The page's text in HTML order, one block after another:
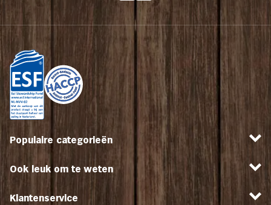
Populaire categorieën
Ook leuk om te weten
Klantenservice